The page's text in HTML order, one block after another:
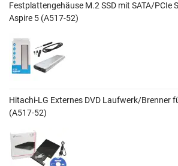
Festplattengehäuse M.2 SSD mit SATA/PCIe
Aspire 5 (A517-52)
Hitachi-LG Externes DVD Laufwerk/Brenner
(A517-52)